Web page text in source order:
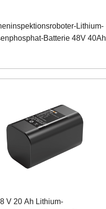
Lithium-
Batterie 48V 40Ah
V 20 Ah Lithium-